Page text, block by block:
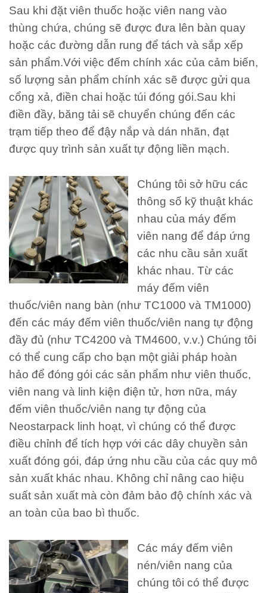
Sau khi đặt viên thuốc hoặc viên nang vào
thùng chứa, chúng sẽ được đưa lên bàn quay
hoặc các đường dẫn rung để tách và sắp xếp
sản phẩm.Với việc đếm chính xác của cảm biến,
số lượng sản phẩm chính xác sẽ được gửi qua
cổng xả, điền chai hoặc túi đóng gói.Sau khi
điền đầy, băng tải sẽ chuyển chúng đến các
trạm tiếp theo để đậy nắp và dán nhãn, đạt
được quy trình sản xuất tự động liền mạch.
Chúng tôi sở hữu các
thông số kỹ thuật khác
nhau của máy đếm
viên nang để đáp ứng
các nhu cầu sản xuất
khác nhau. Từ các
máy đếm viên
thuốc/viên nang bàn (như TC1000 và TM1000)
đến các máy đếm viên thuốc/viên nang tự động
đầy đủ (như TC4200 và TM4600, v.v.) Chúng tôi
có thể cung cấp cho bạn một giải pháp hoàn
hảo để đóng gói các sản phẩm như viên thuốc,
viên nang và linh kiện điện tử, hơn nữa, máy
đếm viên thuốc/viên nang tự động của
Neostarpack linh hoạt, vì chúng có thể được
điều chỉnh để tích hợp với các dây chuyền sản
xuất đóng gói, đáp ứng nhu cầu của các quy mô
sản xuất khác nhau. Không chỉ nâng cao hiệu
suất sản xuất mà còn đảm bảo độ chính xác và
an toàn của bao bì thuốc.
Các máy đếm viên
nén/viên nang của
chúng tôi có thể được